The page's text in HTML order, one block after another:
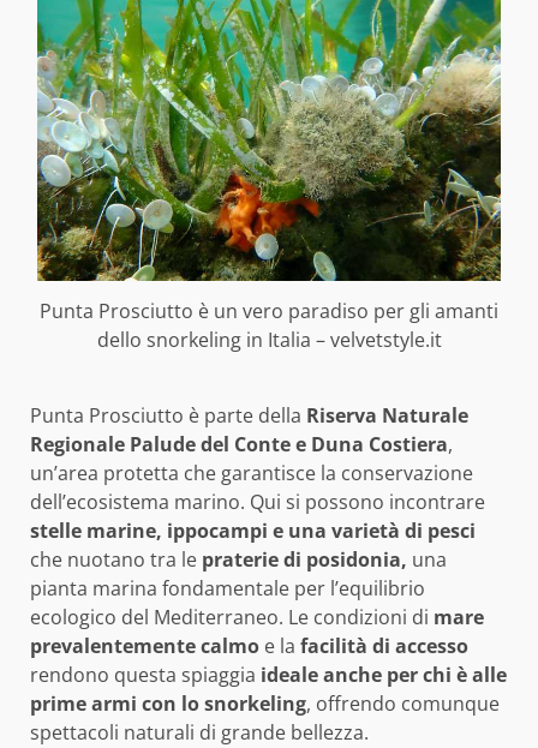
Punta Prosciutto è un vero paradiso per gli amanti
dello snorkeling in Italia – velvetstyle.it
Punta Prosciutto è parte della Riserva Naturale
Regionale Palude del Conte e Duna Costiera,
un’area protetta che garantisce la conservazione
dell’ecosistema marino. Qui si possono incontrare
stelle marine, ippocampi e una varietà di pesci
che nuotano tra le praterie di posidonia, una
pianta marina fondamentale per l’equilibrio
ecologico del Mediterraneo. Le condizioni di mare
prevalentemente calmo e la facilità di accesso
rendono questa spiaggia ideale anche per chi è alle
prime armi con lo snorkeling, offrendo comunque
spettacoli naturali di grande bellezza.